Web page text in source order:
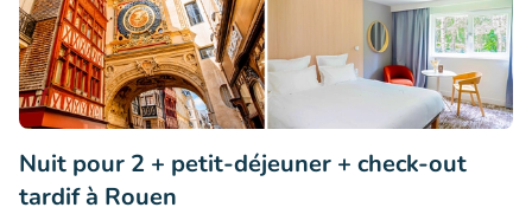
Nuit pour 2 + petit-déjeuner + check-out
tardif à Rouen